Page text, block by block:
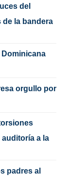
del
de la bandera
Dominicana
orgullo por
a la
padres al